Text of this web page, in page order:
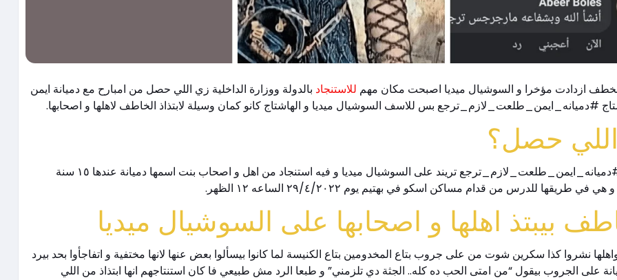
ازدادت مؤخرا و السوشيال ميديا اصبحت مكان مهم للاستنجاد بالدولة ووزارة الداخلية زي اللي حصل من امبارح مع دميانة ايمن
#دميانه_ايمن_طلعت_لازم_ترجع بس للاسف السوشيال ميديا و الهاشتاج كانو كمان وسيلة لابتذاذ الخاطف لاهلها و اصحابها.
اللي حصل؟
هاشتاج #دميانه_ايمن_طلعت_لازم_ترجع تريند على السوشيال ميديا و فيه استنجاد من اهل و اصحاب بنت اسمها دميانة عندها ١٥ سنة
في طريقها للدرس من قدام مساكن اسكو في بهتيم يوم ٢٩/٤/٢٠٢٢ الساعه ١٢ الظهر.
بيبتذ اهلها و اصحابها على السوشيال ميديا
نشروا كذا سكرين شوت من على جروب بتاع المخدومين بتاع الكنيسة لما كانوا بيسألوا بعض عنها لانها مختفية و اتفاجأوا بحد بيرد
على الجروب بيقول “من امتى الحب ده كله.. الجثة دي تلزمني” و طبعا الرد مش طبيعي فا كان استنتاجهم انها ابتذاذ من اللي